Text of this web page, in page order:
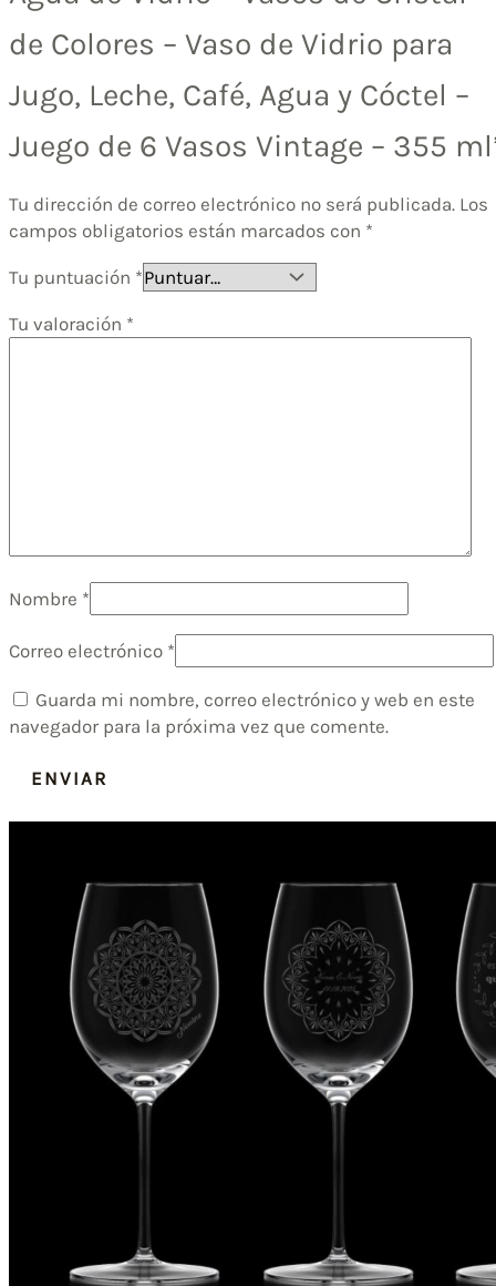
de Colores – Vaso de Vidrio para
Jugo, Leche, Café, Agua y Cóctel –
Juego de 6 Vasos Vintage – 355
Tu dirección de correo electrónico no será publicada. Los
campos obligatorios están marcados con *
Tu puntuación *
Tu valoración *
Nombre *
Correo electrónico *
Guarda mi nombre, correo electrónico y web en este
navegador para la próxima vez que comente.